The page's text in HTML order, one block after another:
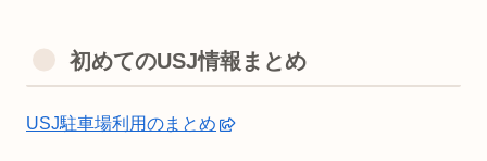
初めてのUSJ情報まとめ
USJ駐車場利用のまとめ